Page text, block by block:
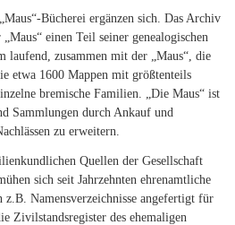
Bücherei ergänzen sich. Das Archiv
einen Teil seiner genealogischen
laufend, zusammen mit der „Maus“, die
etwa 1600 Mappen mit größtenteils
bremische Familien. „Die Maus“ ist
Sammlungen durch Ankauf und
zu erweitern.
Quellen der Gesellschaft
sich seit Jahrzehnten ehrenamtliche
z.B. Namensverzeichnisse angefertigt für
Zivilstandsregister des ehemaligen